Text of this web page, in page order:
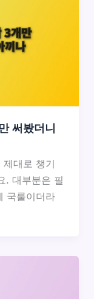
써봤더니
대로 챙기
. 대부분은 필
국룰이더라